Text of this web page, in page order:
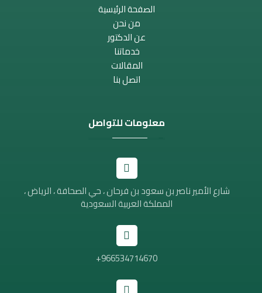
الصفحة الرئيسية
من نحن
عن الدكتور
خدماتنا
المقالات
اتصل بنا
معلومات للتواصل
شارع الأمير ناصر بن سعود بن فرحان ، حي الصحافة ، الرياض ،
المملكة العربية السعودية
966534714670+